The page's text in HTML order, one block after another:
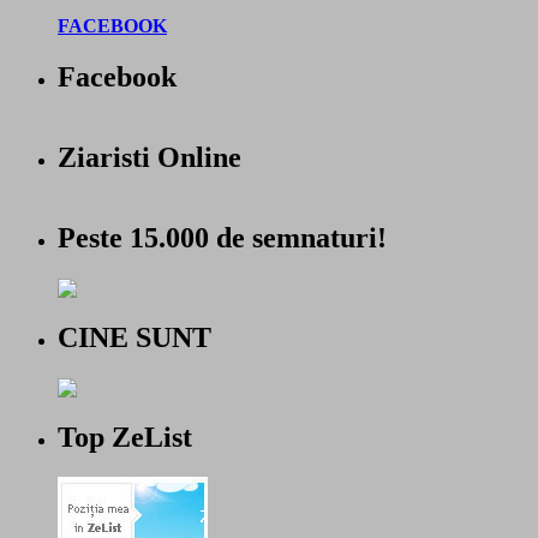
FACEBOOK
Facebook
Ziaristi Online
Peste 15.000 de semnaturi!
CINE SUNT
Top ZeList